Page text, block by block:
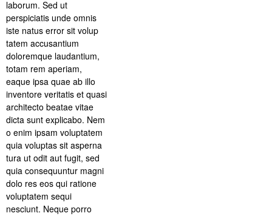
laborum. Sed ut
perspiciatis unde omnis
iste natus error sit volup
tatem accusantium
doloremque laudantium,
totam rem aperiam,
eaque ipsa quae ab illo
inventore veritatis et quasi
architecto beatae vitae
dicta sunt explicabo. Nem
o enim ipsam voluptatem
quia voluptas sit asperna
tura ut odit aut fugit, sed
quia consequuntur magni
dolo res eos qui ratione
voluptatem sequi
nesciunt. Neque porro